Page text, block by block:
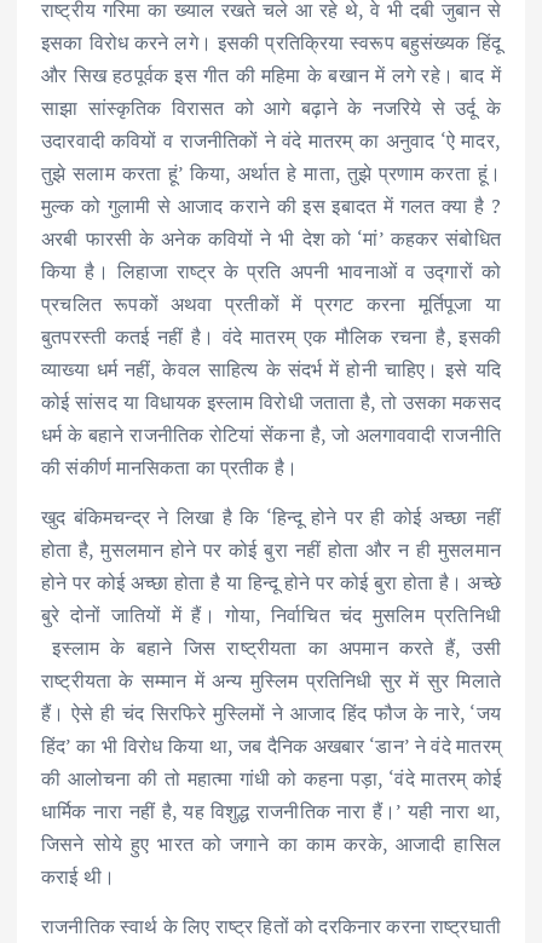
राष्ट्रीय गरिमा का ख्याल रखते चले आ रहे थे, वे भी दबी जुबान से
इसका विरोध करने लगे। इसकी प्रतिक्रिया स्वरूप बहुसंख्यक हिंदू
और सिख हठपूर्वक इस गीत की महिमा के बखान में लगे रहे। बाद में
साझा सांस्कृतिक विरासत को आगे बढ़ाने के नजरिये से उर्दू के
उदारवादी कवियों व राजनीतिकों ने वंदे मातरम् का अनुवाद ‘ऐ मादर,
तुझे सलाम करता हूं’ किया, अर्थात हे माता, तुझे प्रणाम करता हूं।
मुल्क को गुलामी से आजाद कराने की इस इबादत में गलत क्या है ?
अरबी फारसी के अनेक कवियों ने भी देश को ‘मां’ कहकर संबोधित
किया है। लिहाजा राष्ट्र के प्रति अपनी भावनाओं व उद्गारों को
प्रचलित रूपकों अथवा प्रतीकों में प्रगट करना मूर्तिपूजा या
बुतपरस्ती कतई नहीं है। वंदे मातरम् एक मौलिक रचना है, इसकी
व्याख्या धर्म नहीं, केवल साहित्य के संदर्भ में होनी चाहिए। इसे यदि
कोई सांसद या विधायक इस्लाम विरोधी जताता है, तो उसका मकसद
धर्म के बहाने राजनीतिक रोटियां सेंकना है, जो अलगाववादी राजनीति
की संकीर्ण मानसिकता का प्रतीक है।
खुद बंकिमचन्द्र ने लिखा है कि ‘हिन्दू होने पर ही कोई अच्छा नहीं
होता है, मुसलमान होने पर कोई बुरा नहीं होता और न ही मुसलमान
होने पर कोई अच्छा होता है या हिन्दू होने पर कोई बुरा होता है। अच्छे
बुरे दोनों जातियों में हैं। गोया, निर्वाचित चंद मुसलिम प्रतिनिधी
इस्लाम के बहाने जिस राष्ट्रीयता का अपमान करते हैं, उसी
राष्ट्रीयता के सम्मान में अन्य मुस्लिम प्रतिनिधी सुर में सुर मिलाते
हैं। ऐसे ही चंद सिरफिरे मुस्लिमों ने आजाद हिंद फौज के नारे, ‘जय
हिंद’ का भी विरोध किया था, जब दैनिक अखबार ‘डान’ ने वंदे मातरम्
की आलोचना की तो महात्मा गांधी को कहना पड़ा, ‘वंदे मातरम् कोई
धार्मिक नारा नहीं है, यह विशुद्ध राजनीतिक नारा हैं।’ यही नारा था,
जिसने सोये हुए भारत को जगाने का काम करके, आजादी हासिल
कराई थी।
राजनीतिक स्वार्थ के लिए राष्ट्र हितों को दरकिनार करना राष्ट्रघाती